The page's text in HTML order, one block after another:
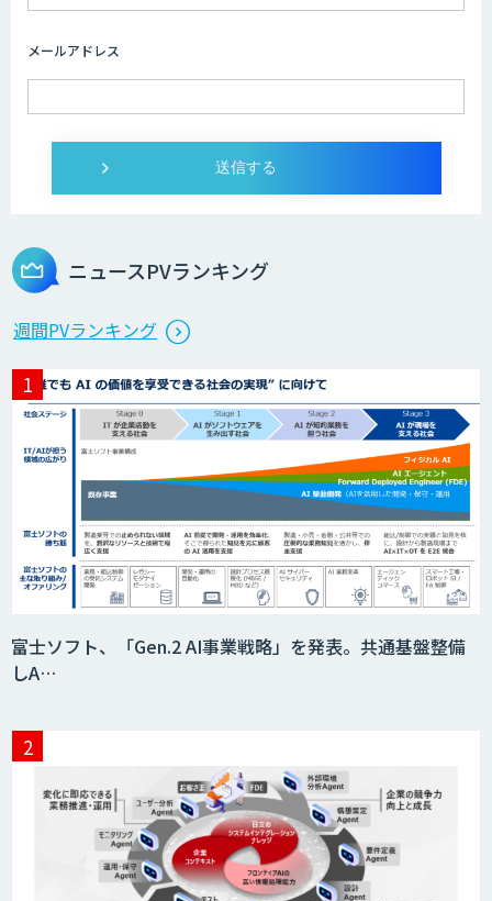
画像解析・デジタルツイン領域のAI開発
AI開発・伴走支援・内製化支援
StellaController 2.0
検図・照査AI
積算AI
ID ZERO（アイディーゼロ）
身体・動作解析AIソリューション
メールアドレス
ニュースPVランキング
週間PVランキング
富士ソフト、「Gen.2 AI事業戦略」を発表。共通基盤整備
しA…